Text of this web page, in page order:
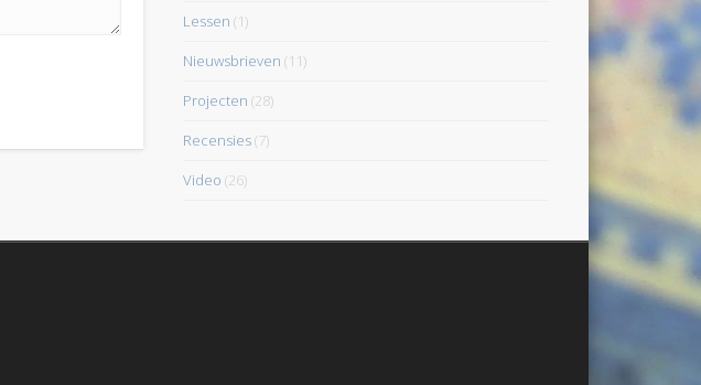
Lessen (1)
Nieuwsbrieven (11)
Projecten (28)
Recensies(7)
Video (26)